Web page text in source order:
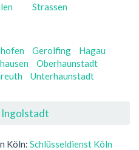
Strassen
Gerolfing
Hagau
Oberhaunstadt
Unterhaunstadt
Ingolstadt
Köln: Schlüsseldienst Köln